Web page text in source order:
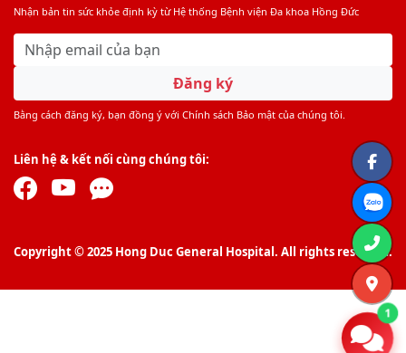
1
Nhận bản tin sức khỏe định kỳ từ Hệ thống Bệnh viện Đa khoa Hồng Đức
Đăng ký
Bằng cách đăng ký, bạn đồng ý với Chính sách Bảo mật của chúng tôi.
Liên hệ & kết nối cùng chúng tôi:
Copyright © 2025 Hong Duc General Hospital. All rights reserved.